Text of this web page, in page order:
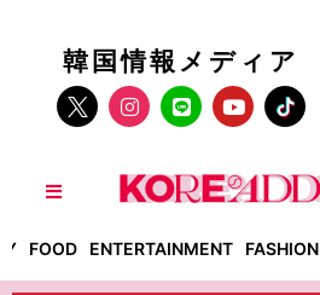
韓国情報メディア
FOOD ENTERTAINMENT FASHION